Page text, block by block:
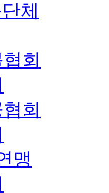
체
회
회
맹